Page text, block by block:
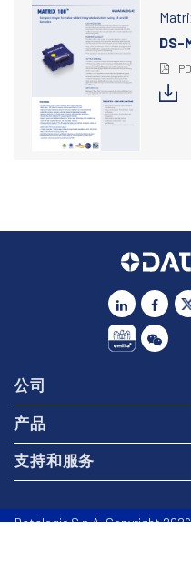
DS-
公司
产品
支持和服务
Datalogic S.p.A. Copyright